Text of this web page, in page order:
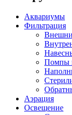
Аквариумы
Фильтрация
Помпы
Аэрация
Освещение